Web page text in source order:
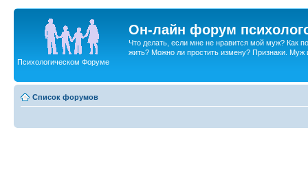
Он-лайн форум
Что делать, если мне не нравится мой муж? Как
жить? Можно ли простить измену? Признаки. Муж
Психологическом Форуме
Список форумов